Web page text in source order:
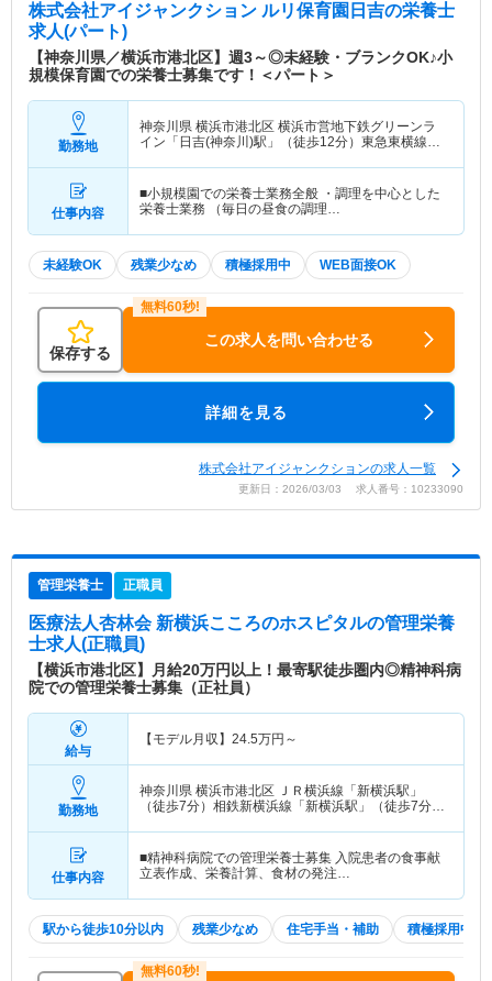
株式会社アイジャンクション ルリ保育園日吉の栄養士
求人(パート)
【神奈川県／横浜市港北区】週3～◎未経験・ブランクOK♪小
規模保育園での栄養士募集です！＜パート＞
勤務地
神奈川県 横浜市港北区 横浜市営地下鉄グリーンラ
イン「日吉(神奈川)駅」（徒歩12分）東急東横線
仕事内容
■小規模園での栄養士業務全般 ・調理を中心とした
栄養士業務 （毎日の昼食の調理…
未経験OK 残業少なめ 積極採用中 WEB面接OK
保存する
この求人を問い合わせる
詳細を見る
株式会社アイジャンクションの求人一覧
更新日：2026/03/03 求人番号：10233090
管理栄養士 正職員
医療法人杏林会 新横浜こころのホスピタルの管理栄養
士求人(正職員)
【横浜市港北区】月給20万円以上！最寄駅徒歩圏内◎精神科病
院での管理栄養士募集（正社員）
給与
【モデル月収】 24.5万円～
勤務地
神奈川県 横浜市港北区 ＪＲ横浜線「新横浜駅」
（徒歩7分）相鉄新横浜線「新横浜駅」（徒歩7分）
仕事内容
■精神科病院での管理栄養士募集 入院患者の食事献
立表作成、栄養計算、食材の発注…
駅から徒歩10分以内 残業少なめ 住宅手当・補助 積極採用中